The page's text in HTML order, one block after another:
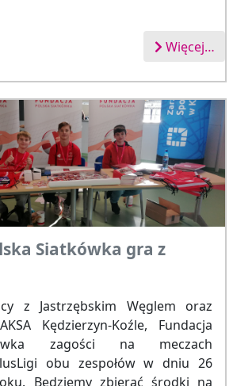
Więcej…
Siatkówka gra z
z Jastrzębskim Węglem oraz
Kędzierzyn-Koźle, Fundacja
zagości na meczach
obu zespołów w dniu 26
Będziemy zbierać środki na